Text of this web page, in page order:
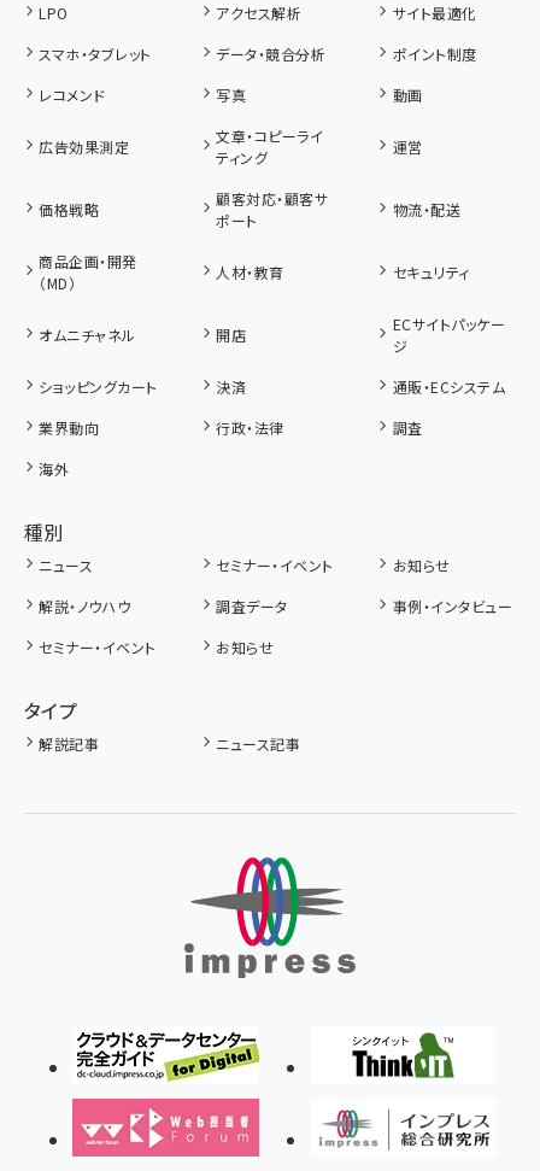
LPO
アクセス解析
サイト最適化
スマホ・タブレット
データ・競合分析
ポイント制度
レコメンド
写真 動画
広告効果測定
文章・コピーライ
ティング
運営
価格戦略
顧客対応・顧客サ
ポート
物流・配送
商品企画・開発
（MD）
人材・教育 セキュリティ
オムニチャネル 開店
ECサイトパッケー
ジ
ショッピングカート
決済
通販・ECシステム
業界動向
行政・法律
調査
海外
種別
ニュース セミナー・イベント
お知らせ
解説・ノウハウ
調査データ
事例・インタビュー
セミナー・イベント
お知らせ
タイプ
解説記事 ニュース記事